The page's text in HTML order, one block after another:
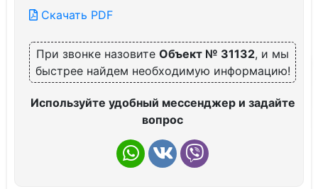
Скачать PDF
При звонке назовите Объект № 31132, и мы
быстрее найдем необходимую информацию!
Используйте удобный мессенджер и задайте
вопрос